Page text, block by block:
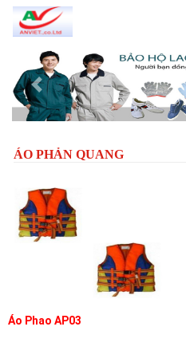
Previous
ÁO PHẢN QUANG
Áo Phao AP03